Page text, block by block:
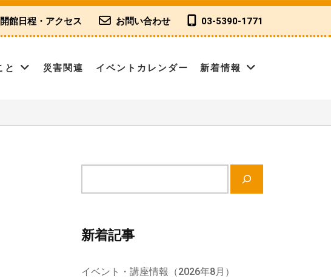
開館日程・アクセス お問い合わせ 03-5390-1771
と 災害関連 イベントカレンダー 新着情報
イ
内
検
新着記事
イベント・講座情報（2026年8月）